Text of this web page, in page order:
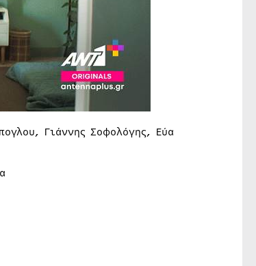
Γιάννης Σοφολόγης, Εύα